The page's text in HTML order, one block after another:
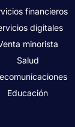
financieros
digitales
minorista
Salud
Educación